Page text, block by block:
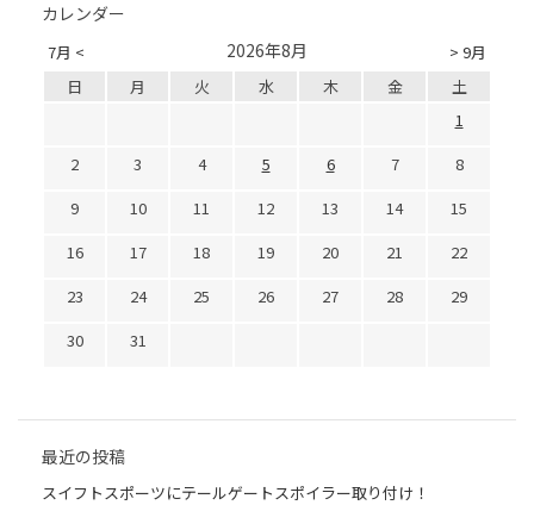
カレンダー
7月 < > 9月
2026年8月
日 月 火 水 木 金
土
1
2
3 4 5 6 7
8
9
10 11 12 13 14
15
16
17 18 19 20 21
22
23
24 25 26 27 28
29
30
31
最近の投稿
スイフトスポーツにテールゲートスポイラー取り付け！